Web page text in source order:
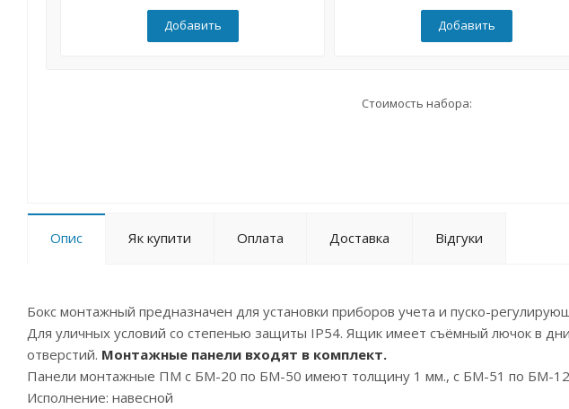
Добавить Добавить
Стоимость набора:
Опис Як купити Оплата Доставка Відгуки
Бокс монтажный предназначен для установки приборов учета и пуско-
Для уличных условий со степенью защиты IP54. Ящик имеет съёмный лючок в
отверстий. Монтажные панели входят в комплект.
Панели монтажные ПМ с БМ-20 по БМ-50 имеют толщину 1 мм., с БМ-51 по БМ-
Исполнение: навесной